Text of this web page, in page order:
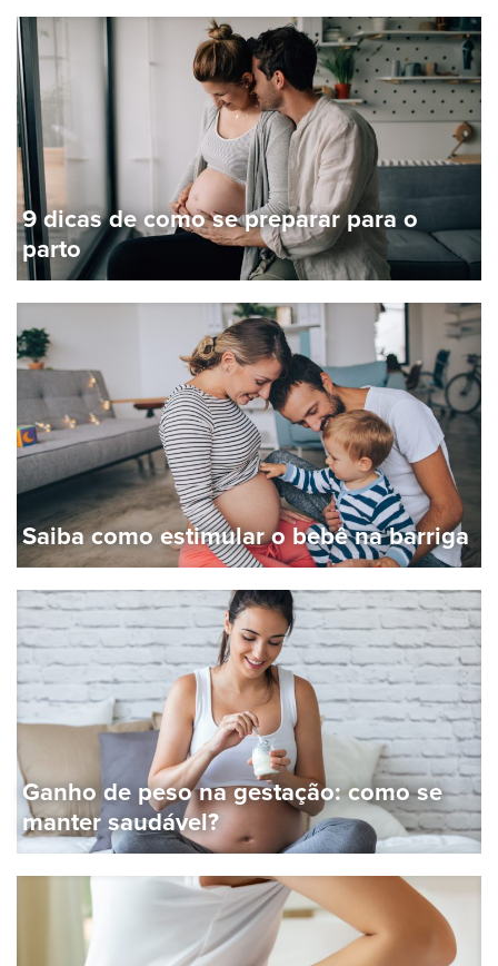
9 dicas de como se preparar para o
parto
Saiba como estimular o bebê na barriga
Ganho de peso na gestação: como se
manter saudável?